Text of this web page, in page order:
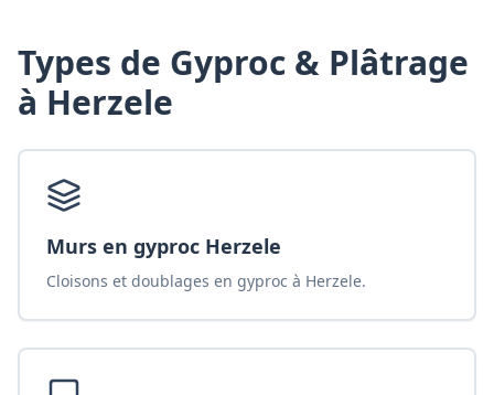
Types de Gyproc & Plâtrage
à Herzele
Murs en gyproc Herzele
Cloisons et doublages en gyproc à Herzele.